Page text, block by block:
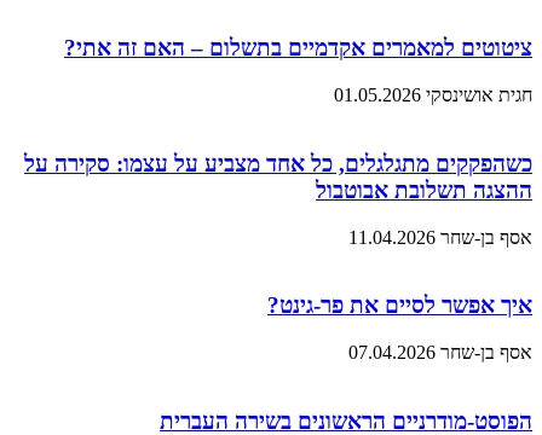
ציטוטים למאמרים אקדמיים בתשלום – האם זה אתי?
חגית אושינסקי 01.05.2026
כשהפקקים מתגלגלים, כל אחד מצביע על עצמו: סקירה על
ההצגה תשלובת אבוטבול
אסף בן-שחר 11.04.2026
איך אפשר לסיים את פר-גינט?
אסף בן-שחר 07.04.2026
הפוסט-מודרניים הראשונים בשירה העברית